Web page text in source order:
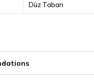
Düz Taban